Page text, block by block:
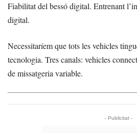
Fiabilitat del bessó digital. Entrenant
digital.
Necessitaríem que tots les vehicles
tecnologia. Tres canals: vehicles
de missatgeria variable.
- Publicitat -